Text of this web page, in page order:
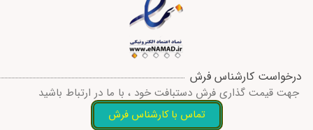
درخواست کارشناس فرش
جهت قیمت گذاری فرش دستبافت خود ، با ما در ارتباط باشید
تماس با کارشناس فرش